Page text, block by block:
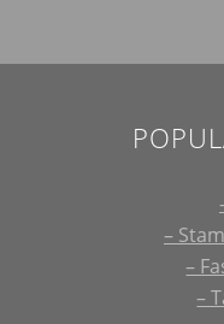
–
–
–